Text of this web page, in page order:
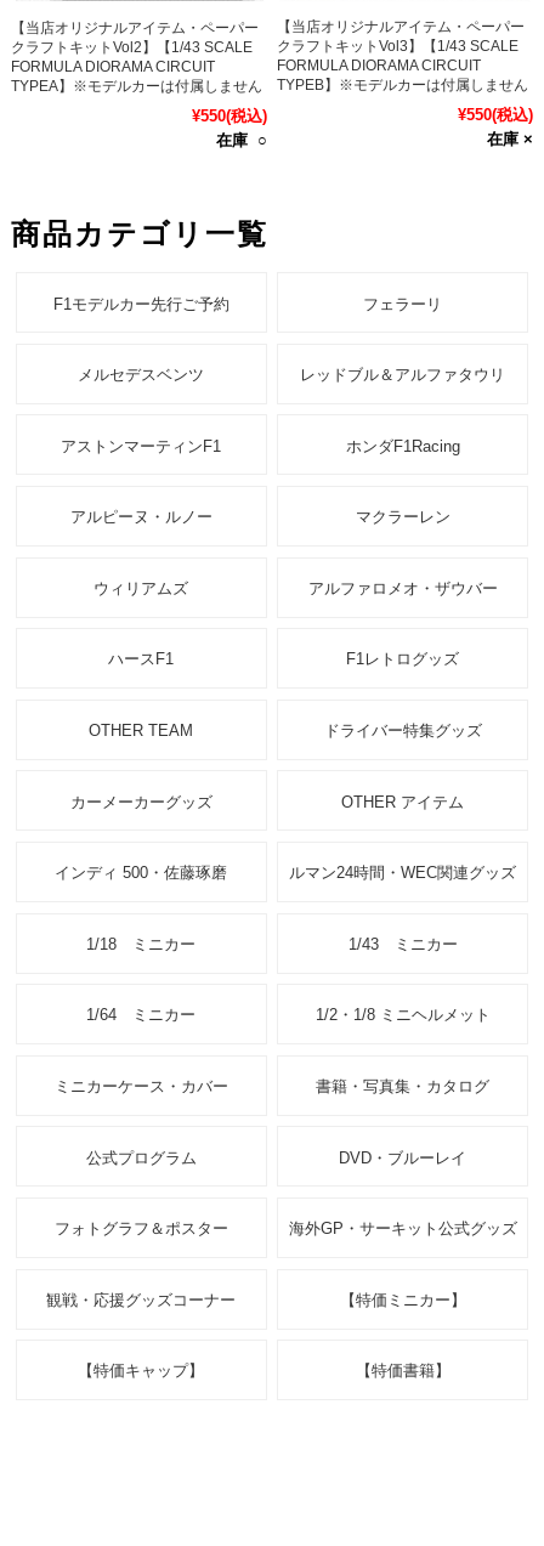
【当店オリジナルアイテム・ペーパー
クラフトキットVol2】【1/43 SCALE
FORMULA DIORAMA CIRCUIT
TYPEA】※モデルカーは付属しません
¥550(税込)
在庫 ○
【当店オリジナルアイテム・ペーパー
クラフトキットVol3】【1/43 SCALE
FORMULA DIORAMA CIRCUIT
TYPEB】※モデルカーは付属しません
¥550(税込)
在庫 ×
商品カテゴリ一覧
F1モデルカー先行ご予約 フェラーリ
メルセデスベンツ レッドブル＆アルファタウリ
アストンマーティンF1 ホンダF1Racing
アルピーヌ・ルノー マクラーレン
ウィリアムズ アルファロメオ・ザウバー
ハースF1 F1レトログッズ
OTHER TEAM ドライバー特集グッズ
カーメーカーグッズ OTHER アイテム
インディ 500・佐藤琢磨 ルマン24時間・WEC関連グッズ
1/18 ミニカー 1/43 ミニカー
1/64 ミニカー 1/2・1/8 ミニヘルメット
ミニカーケース・カバー 書籍・写真集・カタログ
公式プログラム DVD・ブルーレイ
フォトグラフ＆ポスター 海外GP・サーキット公式グッズ
観戦・応援グッズコーナー 【特価ミニカー】
【特価キャップ】 【特価書籍】